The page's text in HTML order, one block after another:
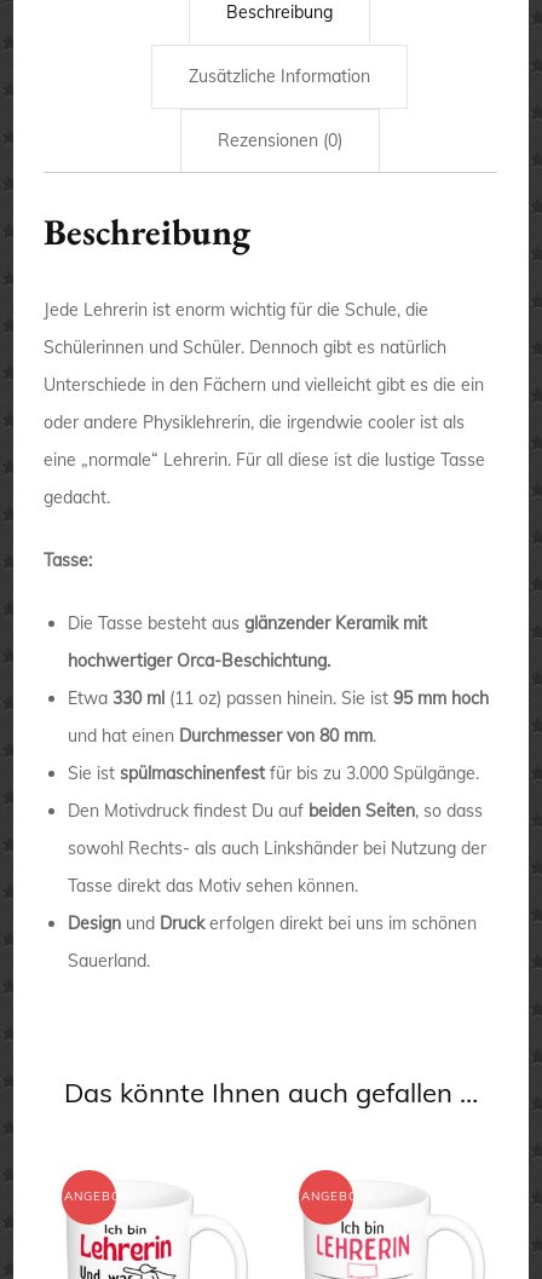
Beschreibung
Zusätzliche Information
Rezensionen (0)
Beschreibung
Jede Lehrerin ist enorm wichtig für die Schule, die
Schülerinnen und Schüler. Dennoch gibt es natürlich
Unterschiede in den Fächern und vielleicht gibt es die ein
oder andere Physiklehrerin, die irgendwie cooler ist als
eine „normale“ Lehrerin. Für all diese ist die lustige Tasse
gedacht.
Tasse:
Die Tasse besteht ausglänzender Keramik mit
hochwertiger Orca-Beschichtung.
Etwa 330 ml (11 oz) passen hinein. Sie ist95 mm hoch
und hat einen Durchmesser von 80 mm.
Sie istspülmaschinenfestfür bis zu 3.000 Spülgänge.
Den Motivdruck findest Du auf beiden Seiten, so dass
sowohl Rechts- als auch Linkshänder bei Nutzung der
Tasse direkt das Motiv sehen können.
Design und Druckerfolgen direkt bei uns im schönen
Sauerland.
Das könnte Ihnen auch gefallen …
ANGEBOT! ANGEBOT!